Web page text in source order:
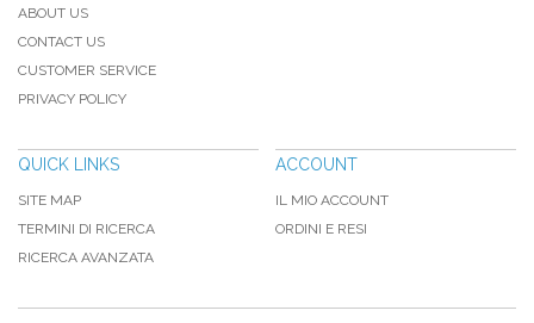
ABOUT US
CONTACT US
CUSTOMER SERVICE
PRIVACY POLICY
QUICK LINKS
SITE MAP
TERMINI DI RICERCA
RICERCA AVANZATA
ACCOUNT
IL MIO ACCOUNT
ORDINI E RESI